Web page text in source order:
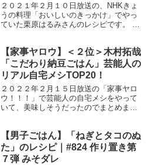
２０２１年２月１０日放送の、NHKきょ
うの料理「おいしいのきっかけ」でやっ
ていた栗原はるみさんのレシピです。 基
ーロー 出典：きょうの料理「おいしいの
きっかけ」よ...
【家事ヤロウ】＜２位＞木村拓哉
「こだわり納豆ごはん」芸能人の
リアル自宅メシTOP20！
２０２２年２月１５日放送の「家事ヤロ
ウ！！！」で芸能人の自宅メシをやって
いて、美味しそうだったのでまとめまし
ごはんにはこだわりがあって、玄米を小
豆と黒豆を一緒に...
【男子ごはん】「ねぎとタコのぬ
た」のレシピ｜#824 作り置き第
７弾 みそダレ